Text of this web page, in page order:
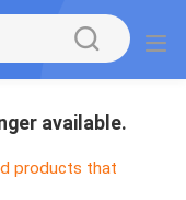
available.
products that